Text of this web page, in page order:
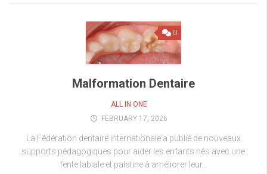
0
Malformation Dentaire
ALL IN ONE
FEBRUARY 17, 2026
La Fédération dentaire internationale a publié de nouveaux
supports pédagogiques pour aider les enfants nés avec une
fente labiale et palatine à améliorer leur...